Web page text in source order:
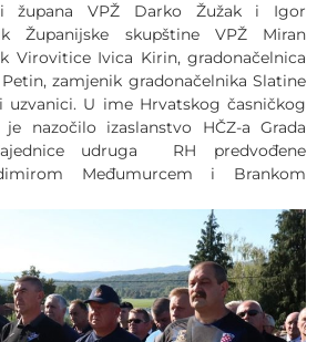
župana VPŽ Darko Žužak i Igor
Županijske skupštine VPŽ Miran
Virovitice Ivica Kirin, gradonačelnica
zamjenik gradonačelnika Slatine
uzvanici. U ime Hrvatskog časničkog
nazočilo izaslanstvo HČZ-a Grada
udruga RH predvođene
Međumurcem i Brankom